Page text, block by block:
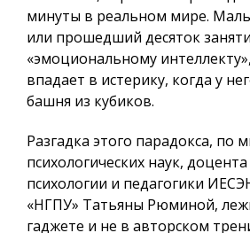
минуты в реальном мире.
или прошедший десяток
«эмоциональному
впадает в истерику, когда у
башня из кубиков.
Разгадка этого парадокса, по
психологических наук,
психологии и педагогики
«НГПУ» Татьяны Рюминой,
гаджете и не в авторском